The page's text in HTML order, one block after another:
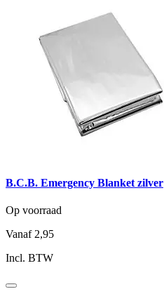
B.C.B. Emergency Blanket zilver
Op voorraad
Vanaf 2,95
Incl. BTW